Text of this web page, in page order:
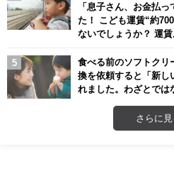
「息子さん、お金払
た！ こども運賃“約
ないでしょうか？ 運
食べる前のソフトクリ
換を依頼すると「新し
れました。わざとでは
さらに見